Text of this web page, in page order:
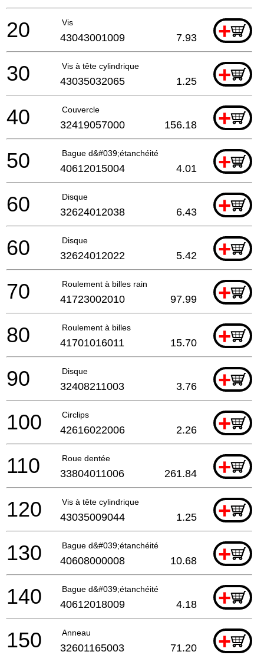
Vis +
20 43043001009 7.93
Vis à tête cylindrique +
30 43035032065 1.25
Couvercle +
40 32419057000 156.18
Bague d&#039;étanchéité +
50 40612015004 4.01
Disque +
60 32624012038 6.43
Disque +
60 32624012022 5.42
Roulement à billes rain +
70 41723002010 97.99
Roulement à billes +
80 41701016011 15.70
Disque +
90 32408211003 3.76
Circlips +
100 42616022006 2.26
Roue dentée +
110 33804011006 261.84
Vis à tête cylindrique +
120 43035009044 1.25
Bague d&#039;étanchéité +
130 40608000008 10.68
Bague d&#039;étanchéité +
140 40612018009 4.18
Anneau +
150 32601165003 71.20